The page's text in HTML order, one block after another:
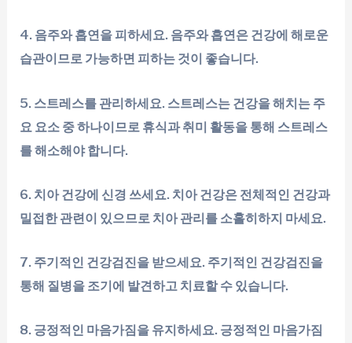
4. 음주와 흡연을 피하세요. 음주와 흡연은 건강에 해로운
습관이므로 가능하면 피하는 것이 좋습니다.
5. 스트레스를 관리하세요. 스트레스는 건강을 해치는 주
요 요소 중 하나이므로 휴식과 취미 활동을 통해 스트레스
를 해소해야 합니다.
6. 치아 건강에 신경 쓰세요. 치아 건강은 전체적인 건강과
밀접한 관련이 있으므로 치아 관리를 소홀히하지 마세요.
7. 주기적인 건강검진을 받으세요. 주기적인 건강검진을
통해 질병을 조기에 발견하고 치료할 수 있습니다.
8. 긍정적인 마음가짐을 유지하세요. 긍정적인 마음가짐